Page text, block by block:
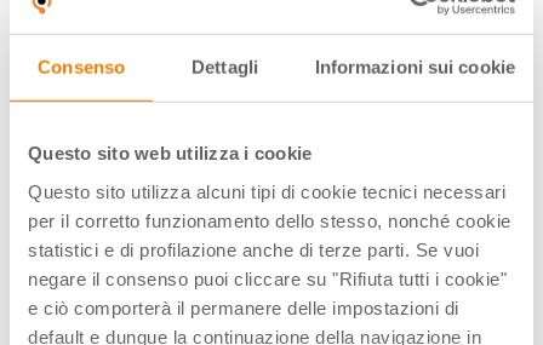
Consenso Dettagli Informazioni sui cookie
Questo sito web utilizza i cookie
Questo sito utilizza alcuni tipi di cookie tecnici necessari
per il corretto funzionamento dello stesso, nonché cookie
statistici e di profilazione anche di terze parti. Se vuoi
negare il consenso puoi cliccare su "Rifiuta tutti i cookie"
e ciò comporterà il permanere delle impostazioni di
default e dunque la continuazione della navigazione in
Il DSGA risponde | Bandi Laboratori: